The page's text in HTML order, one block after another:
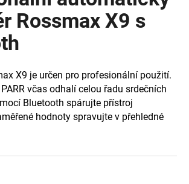
Rossmax X9 s
X9 je určen pro profesionální použití.
včas odhalí celou řadu srdečních
Bluetooth spárujte přístroj
hodnoty spravujte v přehledné